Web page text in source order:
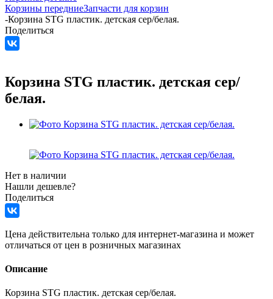
Корзины передниеЗапчасти для корзин
-Корзина STG пластик. детская сер/белая.
Поделиться
Корзина STG пластик. детская сер/
белая.
Нет в наличии
Нашли дешевле?
Поделиться
Цена действительна только для интернет-магазина и может
отличаться от цен в розничных магазинах
Описание
Корзина STG пластик. детская сер/белая.